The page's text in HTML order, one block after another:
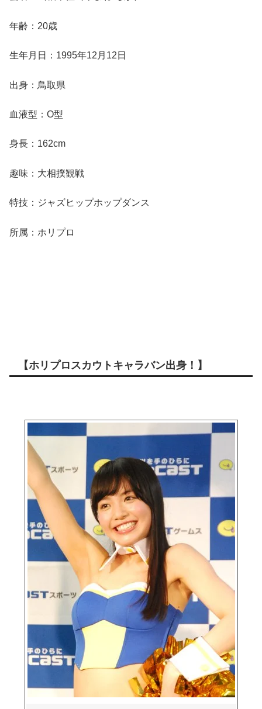
年齢：20歳
生年月日：1995年12月12日
出身：鳥取県
血液型：О型
身長：162cm
趣味：大相撲観戦
特技：ジャズヒップホップダンス
所属：ホリプロ
【ホリプロスカウトキャラバン出身！】